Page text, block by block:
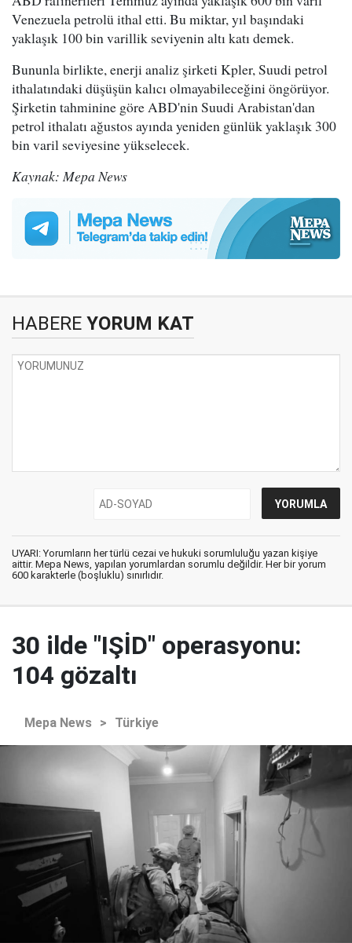
Venezuela petrolü ithal etti. Bu miktar, yıl başındaki
yaklaşık 100 bin varillik seviyenin altı katı demek.
Bununla birlikte, enerji analiz şirketi Kpler, Suudi petrol
ithalatındaki düşüşün kalıcı olmayabileceğini öngörüyor.
Şirketin tahminine göre ABD'nin Suudi Arabistan'dan
petrol ithalatı ağustos ayında yeniden günlük yaklaşık 300
bin varil seviyesine yükselecek.
Kaynak: Mepa News
HABERE YORUM KAT
UYARI: Yorumların her türlü cezai ve hukuki sorumluluğu yazan kişiye
aittir. Mepa News, yapılan yorumlardan sorumlu değildir. Her bir yorum
600 karakterle (boşluklu) sınırlıdır.
30 ilde "IŞİD" operasyonu:
104 gözaltı
Mepa News > Türkiye